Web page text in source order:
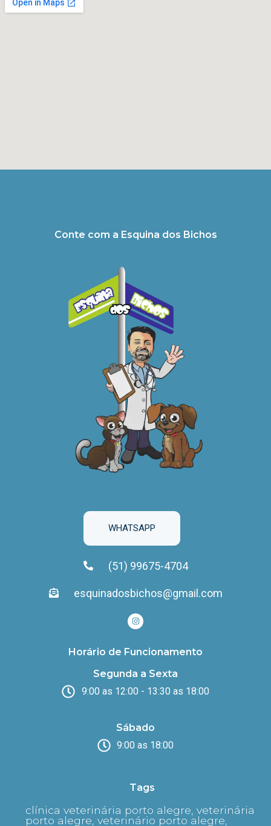
Conte com a Esquina dos Bichos
WHATSAPP
(51) 99675-4704
esquinadosbichos@gmail.com
Horário de Funcionamento
Segunda a Sexta
9:00 as 12:00 - 13:30 as 18:00
Sábado
9:00 as 18:00
Tags
clínica veterinária porto alegre, veterinária
porto alegre, veterinário porto alegre,